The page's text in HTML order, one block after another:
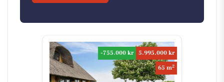
-755.000 kr
5.995.000 kr
65 m2